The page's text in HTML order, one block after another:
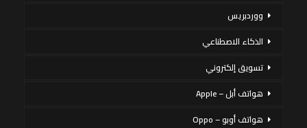
ووردبريس
الذكاء الاصطناعي
تسويق إلكتروني
هواتف أبل – Apple
هواتف أوبو – Oppo